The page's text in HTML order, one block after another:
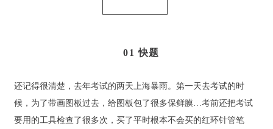
01 快题
还记得很清楚，去年考试的两天上海暴雨。第一天去考试的时
候，为了带画图板过去，给图板包了很多保鲜膜…考前还把考试
要用的工具检查了很多次，买了平时根本不会买的红环针管笔